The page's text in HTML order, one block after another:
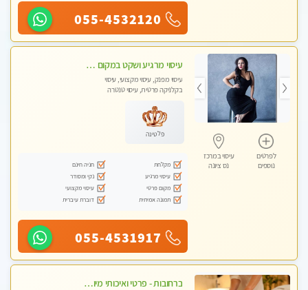
055-4532120
לפרטים
נוספים
עיסוי במרכז
נס ציונה
עיסוי מרגיע ושקט במקום מדהים עיסוי מושקע מאוד בראשון -לציון ללא מין !! פתוח גם בשבת 10:00-23:00
עיסוי מפנק, עיסוי מקצועי, עיסוי
בקלניקה פרטית, עיסוי טנטרה
פלטינה
מקלחת
חניה חינם
עיסוי מרגיע
נקי ומסודר
מקום פרטי
עיסוי מקצועי
תמונה אמיתית
דוברת עיברית
055-4531917
ברחובות - פרטי ואיכותי מיוחד קלאסי עיסוי לאורך כל הגוף!